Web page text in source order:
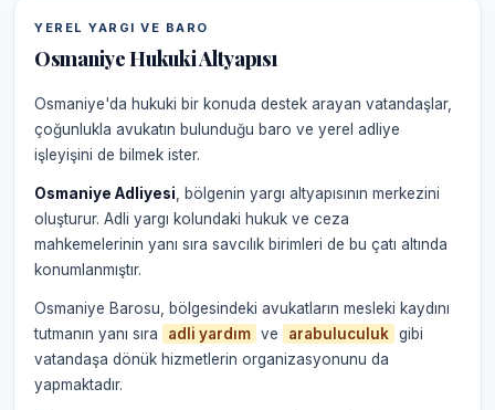
YEREL YARGI VE BARO
Osmaniye Hukuki Altyapısı
Osmaniye'da hukuki bir konuda destek arayan vatandaşlar,
çoğunlukla avukatın bulunduğu baro ve yerel adliye
işleyişini de bilmek ister.
Osmaniye Adliyesi , bölgenin yargı altyapısının merkezini
oluşturur. Adli yargı kolundaki hukuk ve ceza
mahkemelerinin yanı sıra savcılık birimleri de bu çatı altında
konumlanmıştır.
Osmaniye Barosu, bölgesindeki avukatların mesleki kaydını
tutmanın yanı sıra
adli yardım ve arabuluculuk gibi
vatandaşa dönük hizmetlerin organizasyonunu da
yapmaktadır.